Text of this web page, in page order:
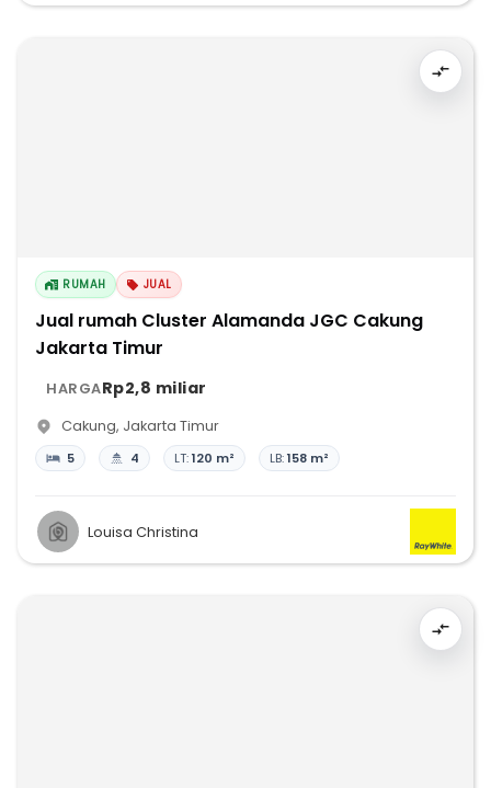
RUMAH JUAL
Jual rumah Cluster Alamanda JGC Cakung
Jakarta Timur
HARGARp2,8 miliar
Cakung, Jakarta Timur
5 4 LT:120 m² LB:158 m²
Louisa Christina